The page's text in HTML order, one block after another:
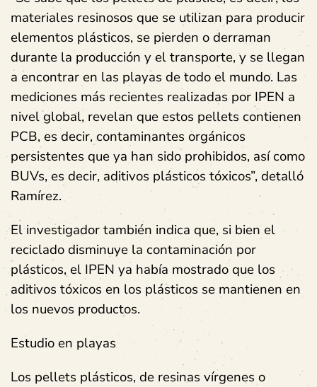
materiales resinosos que se utilizan para producir
elementos plásticos, se pierden o derraman
durante la producción y el transporte, y se llegan
a encontrar en las playas de todo el mundo. Las
mediciones más recientes realizadas por IPEN a
nivel global, revelan que estos pellets contienen
PCB, es decir, contaminantes orgánicos
persistentes que ya han sido prohibidos, así como
BUVs, es decir, aditivos plásticos tóxicos”, detalló
Ramírez.
El investigador también indica que, si bien el
reciclado disminuye la contaminación por
plásticos, el IPEN ya había mostrado que los
aditivos tóxicos en los plásticos se mantienen en
los nuevos productos.
Estudio en playas
Los pellets plásticos, de resinas vírgenes o